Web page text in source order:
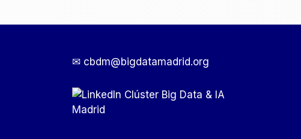
✉ cbdm@bigdatamadrid.org
Clúster Big Data & IA
Madrid